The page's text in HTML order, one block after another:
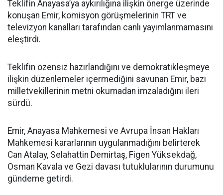
Teklifin Anayasa’ya aykırılığına ilişkin önerge üzerinde
konuşan Emir, komisyon görüşmelerinin TRT ve
televizyon kanalları tarafından canlı yayımlanmamasını
eleştirdi.
Teklifin özensiz hazırlandığını ve demokratikleşmeye
ilişkin düzenlemeler içermediğini savunan Emir, bazı
milletvekillerinin metni okumadan imzaladığını ileri
sürdü.
Emir, Anayasa Mahkemesi ve Avrupa İnsan Hakları
Mahkemesi kararlarının uygulanmadığını belirterek
Can Atalay, Selahattin Demirtaş, Figen Yüksekdağ,
Osman Kavala ve Gezi davası tutuklularının durumunu
gündeme getirdi.